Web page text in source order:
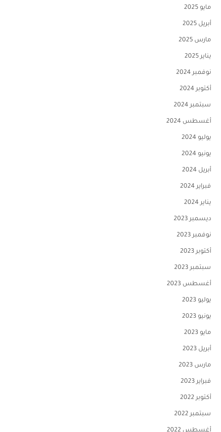
مايو 2025
أبريل 2025
مارس 2025
يناير 2025
نوفمبر 2024
أكتوبر 2024
سبتمبر 2024
أغسطس 2024
يوليو 2024
يونيو 2024
أبريل 2024
فبراير 2024
يناير 2024
ديسمبر 2023
نوفمبر 2023
أكتوبر 2023
سبتمبر 2023
أغسطس 2023
يوليو 2023
يونيو 2023
مايو 2023
أبريل 2023
مارس 2023
فبراير 2023
أكتوبر 2022
سبتمبر 2022
أغسطس 2022